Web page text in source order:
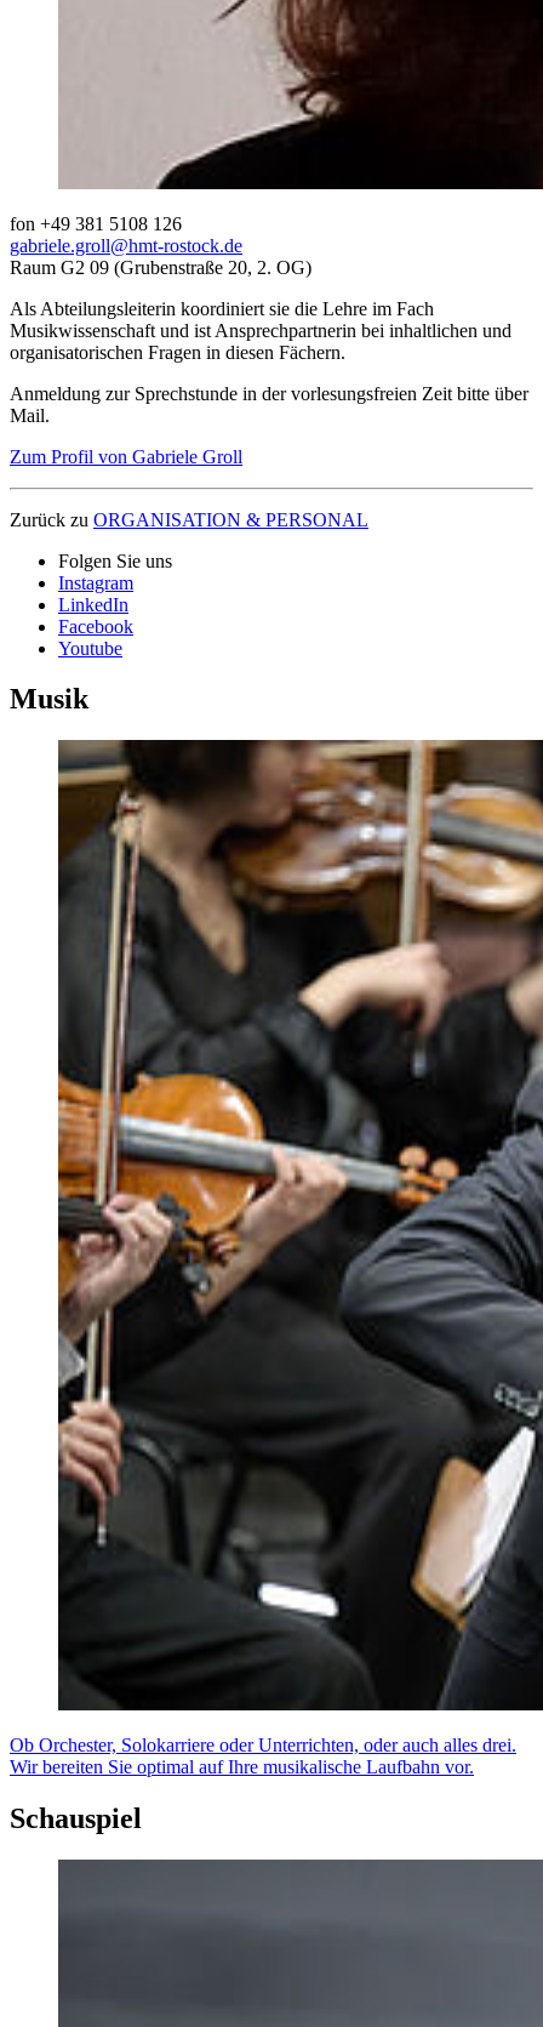
fon +49 381 5108 126
gabriele.groll@hmt-rostock.de
Raum G2 09 (Grubenstraße 20, 2. OG)
Als Abteilungsleiterin koordiniert sie die Lehre im Fach
Musikwissenschaft und ist Ansprechpartnerin bei inhaltlichen und
organisatorischen Fragen in diesen Fächern.
Anmeldung zur Sprechstunde in der vorlesungsfreien Zeit bitte über
Mail.
Zum Profil von Gabriele Groll
Zurück zu ORGANISATION & PERSONAL
Folgen Sie uns
Instagram
LinkedIn
Facebook
Youtube
Musik
Ob Orchester, Solokarriere oder Unterrichten, oder auch alles drei.
Wir bereiten Sie optimal auf Ihre musikalische Laufbahn vor.
Schauspiel